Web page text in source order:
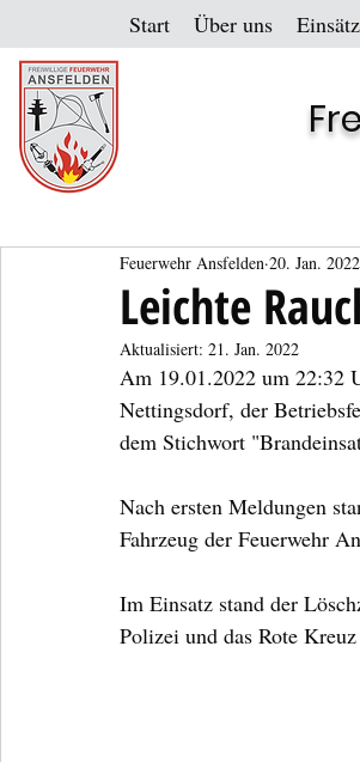
Start Über uns
Leichte
Feuerwehr Ansfelden 20. Jan. 2022
Aktualisiert: 21. Jan. 2022
Am 19.01.2022 um 22:32
Nettingsdorf, der
dem Stichwort
Nach ersten Meldungen
Fahrzeug der Feuerwehr
Im Einsatz stand der
Polizei und das Rote